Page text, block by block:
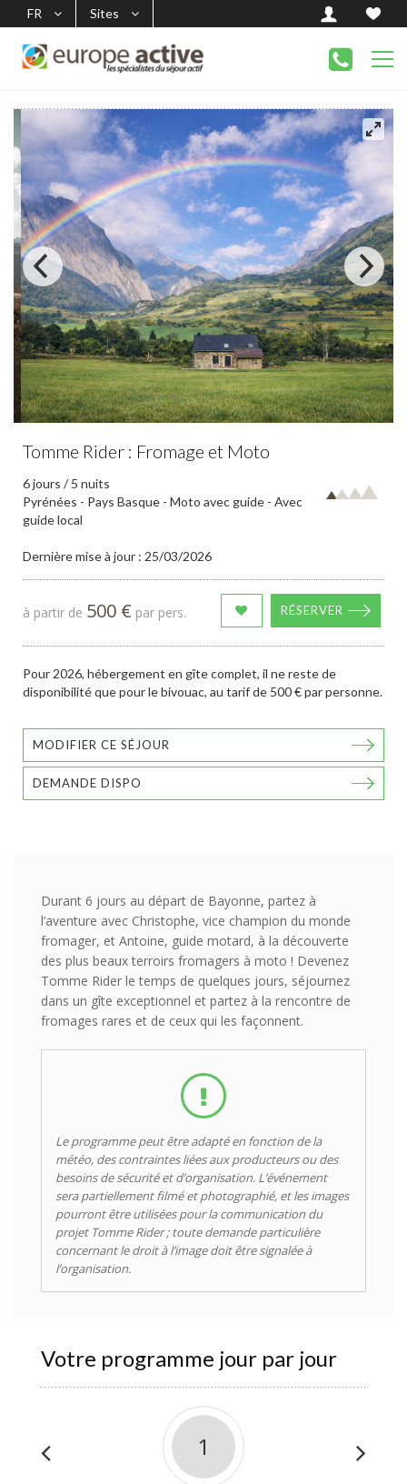
FR Sites
Tomme Rider : Fromage et Moto
6 jours / 5 nuits
Pyrénées - Pays Basque - Moto avec guide - Avec
guide local
Dernière mise à jour : 25/03/2026
à partir de 500 € par pers. RÉSERVER
Pour 2026, hébergement en gîte complet, il ne reste de
disponibilité que pour le bivouac, au tarif de 500 € par personne.
MODIFIER CE SÉJOUR
DEMANDE DISPO
Durant 6 jours au départ de Bayonne, partez à
l’aventure avec Christophe, vice champion du monde
fromager, et Antoine, guide motard, à la découverte
des plus beaux terroirs fromagers à moto ! Devenez
Tomme Rider le temps de quelques jours, séjournez
dans un gîte exceptionnel et partez à la rencontre de
fromages rares et de ceux qui les façonnent.
Le programme peut être adapté en fonction de la
météo, des contraintes liées aux producteurs ou des
besoins de sécurité et d’organisation. L’événement
sera partiellement filmé et photographié, et les images
pourront être utilisées pour la communication du
projet Tomme Rider ; toute demande particulière
concernant le droit à l’image doit être signalée à
l’organisation.
Votre programme jour par jour
1